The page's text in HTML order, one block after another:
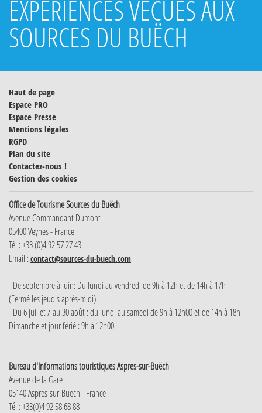
EXPÉRIENCES VÉCUES AUX
SOURCES DU BUËCH
Haut de page
Espace PRO
Espace Presse
Mentions légales
RGPD
Plan du site
Contactez-nous !
Gestion des cookies
Office de Tourisme Sources du Buëch
Avenue Commandant Dumont
05400 Veynes - France
Tél : +33 (0)4 92 57 27 43
Email :contact@sources-du-buech.com
- De septembre à juin: Du lundi au vendredi de 9h à 12h et de 14h à 17h
(Fermé les jeudis après-midi)
- Du 6 juillet / au 30 août : du lundi au samedi de 9h à 12h00 et de 14h à 18h
Dimanche et jour férié : 9h à 12h00
Bureau d'Informations touristiques Aspres-sur-Buëch
Avenue de la Gare
05140 Aspres-sur-Buëch - France
Tél : +33(0)4 92 58 68 88